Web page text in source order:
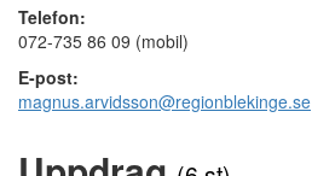
Telefon:
072-735 86 09 (mobil)
E-post:
magnus.arvidsson@regionblekinge.se